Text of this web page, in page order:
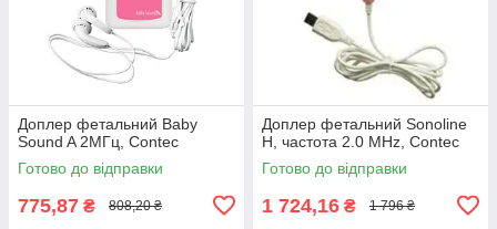
Доплер фетальний Baby
Sound A 2МГц, Contec
Готово до відправки
775,87 ₴ 808,20 ₴
Доплер фетальний Sonoline
H, частота 2.0 MHz, Contec
Готово до відправки
1 724,16 ₴ 1 796 ₴